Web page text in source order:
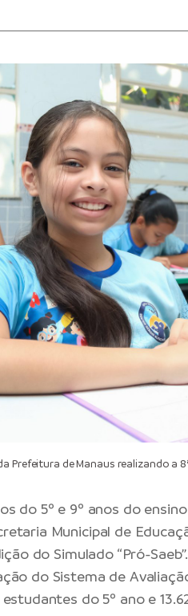
de Manaus realizando a
do 5º e 9º anos do
Municipal de
do Simulado “Pró-
do Sistema de
do 5º ano e